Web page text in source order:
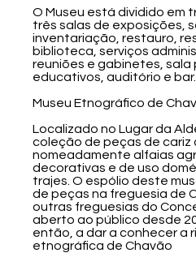
O Museu está dividido em
três salas de exposições,
inventariação, restauro,
biblioteca, serviços
reuniões e gabinetes, sala
educativos, auditório e bar.
Museu Etnográfico de
Localizado no Lugar da
coleção de peças de cariz
nomeadamente alfaias
decorativas e de uso
trajes. O espólio deste
de peças na freguesia de
outras freguesias do
aberto ao público desde
então, a dar a conhecer a
etnográfica de Chavão